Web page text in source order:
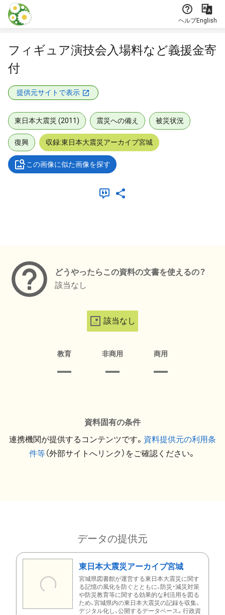
本文に飛ぶ
ヘルプEnglish
フィギュア演技会入場料など義援金寄
付
提供元サイトで表示
東日本大震災 (2011) 震災への備え 被災状況
復興 収録:東日本大震災アーカイブ宮城
この画像に似た画像を探す
どうやったらこの資料の文書を使えるの？
該当なし
該当なし
教育 非商用 商用
資料固有の条件
連携機関が提供するコンテンツです。 資料提供元の利用条
件等（外部サイトへリンク）をご確認ください。
データの提供元
東日本大震災アーカイブ宮城
宮城県図書館が運営する東日本大震災に関す
る記憶の風化を防ぐとともに、防災・減災対策
や防災教育等に関する効果的な利活用を図る
ため、宮城県内の東日本大震災の記録を収集、
デジタル化し、公開するデータベース。行政資